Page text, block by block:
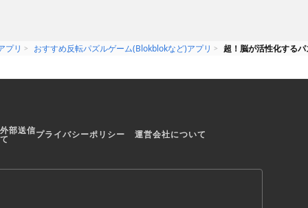
プリ おすすめ反転パズルゲーム(Blokblokなど)アプリ 超！脳が活性化する
部送信プライバシーポリシー 運営会社について